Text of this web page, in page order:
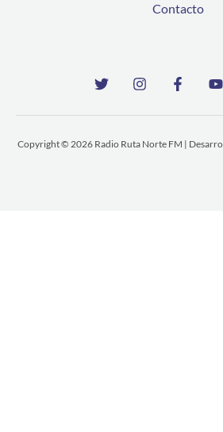
Contacto
Copyright © 2026 Radio Ruta Norte FM |